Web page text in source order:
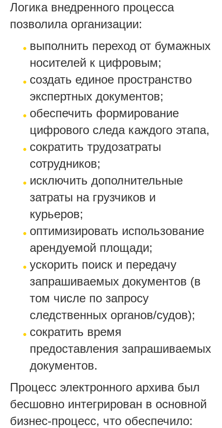
Логика внедренного процесса
позволила организации:
выполнить переход от бумажных
носителей к цифровым;
создать единое пространство
экспертных документов;
обеспечить формирование
цифрового следа каждого этапа,
сократить трудозатраты
сотрудников;
исключить дополнительные
затраты на грузчиков и
курьеров;
оптимизировать использование
арендуемой площади;
ускорить поиск и передачу
запрашиваемых документов (в
том числе по запросу
следственных органов/судов);
сократить время
предоставления запрашиваемых
документов.
Процесс электронного архива был
бесшовно интегрирован в основной
бизнес-процесс, что обеспечило: